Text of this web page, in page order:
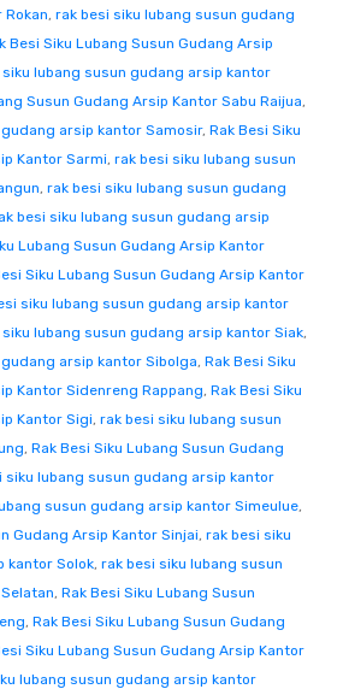
, rak besi siku lubang susun gudang
Besi Siku Lubang Susun Gudang Arsip
lubang susun gudang arsip kantor
Susun Gudang Arsip Kantor Sabu Raijua,
arsip kantor Samosir, Rak Besi Siku
Kantor Sarmi, rak besi siku lubang susun
, rak besi siku lubang susun gudang
besi siku lubang susun gudang arsip
Lubang Susun Gudang Arsip Kantor
Siku Lubang Susun Gudang Arsip Kantor
siku lubang susun gudang arsip kantor
lubang susun gudang arsip kantor Siak,
arsip kantor Sibolga, Rak Besi Siku
Kantor Sidenreng Rappang, Rak Besi Siku
Kantor Sigi, rak besi siku lubang susun
, Rak Besi Siku Lubang Susun Gudang
siku lubang susun gudang arsip kantor
susun gudang arsip kantor Simeulue,
Gudang Arsip Kantor Sinjai, rak besi siku
kantor Solok, rak besi siku lubang susun
, Rak Besi Siku Lubang Susun
, Rak Besi Siku Lubang Susun Gudang
Siku Lubang Susun Gudang Arsip Kantor
lubang susun gudang arsip kantor